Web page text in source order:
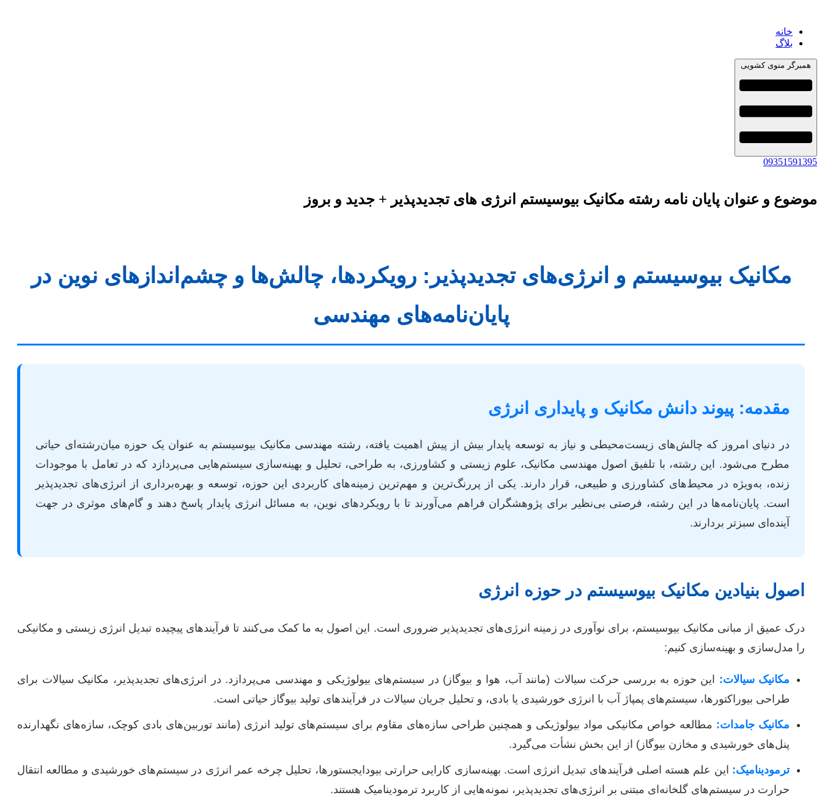
خانه
بلاگ
همبرگر منوی کشویی
09351591395
موضوع و عنوان پایان نامه رشته مکانیک بیوسیستم انرژی های تجدیدپذیر + جدید و بروز
مکانیک بیوسیستم و انرژی‌های تجدیدپذیر: رویکردها، چالش‌ها و چشم‌اندازهای نوین در
پایان‌نامه‌های مهندسی
مقدمه: پیوند دانش مکانیک و پایداری انرژی
در دنیای امروز که چالش‌های زیست‌محیطی و نیاز به توسعه پایدار بیش از پیش اهمیت یافته، رشته مهندسی مکانیک بیوسیستم به عنوان یک حوزه میان‌رشته‌ای حیاتی
مطرح می‌شود. این رشته، با تلفیق اصول مهندسی مکانیک، علوم زیستی و کشاورزی، به طراحی، تحلیل و بهینه‌سازی سیستم‌هایی می‌پردازد که در تعامل با موجودات
زنده، به‌ویژه در محیط‌های کشاورزی و طبیعی، قرار دارند. یکی از پررنگ‌ترین و مهم‌ترین زمینه‌های کاربردی این حوزه، توسعه و بهره‌برداری از انرژی‌های تجدیدپذیر
است. پایان‌نامه‌ها در این رشته، فرصتی بی‌نظیر برای پژوهشگران فراهم می‌آورند تا با رویکردهای نوین، به مسائل انرژی پایدار پاسخ دهند و گام‌های موثری در جهت
آینده‌ای سبزتر بردارند.
اصول بنیادین مکانیک بیوسیستم در حوزه انرژی
درک عمیق از مبانی مکانیک بیوسیستم، برای نوآوری در زمینه انرژی‌های تجدیدپذیر ضروری است. این اصول به ما کمک می‌کنند تا فرآیندهای پیچیده تبدیل انرژی زیستی و مکانیکی
را مدل‌سازی و بهینه‌سازی کنیم:
مکانیک سیالات: این حوزه به بررسی حرکت سیالات (مانند آب، هوا و بیوگاز) در سیستم‌های بیولوژیکی و مهندسی می‌پردازد. در انرژی‌های تجدیدپذیر، مکانیک سیالات برای
طراحی بیوراکتورها، سیستم‌های پمپاژ آب با انرژی خورشیدی یا بادی، و تحلیل جریان سیالات در فرآیندهای تولید بیوگاز حیاتی است.
مکانیک جامدات: مطالعه خواص مکانیکی مواد بیولوژیکی و همچنین طراحی سازه‌های مقاوم برای سیستم‌های تولید انرژی (مانند توربین‌های بادی کوچک، سازه‌های نگهدارنده
پنل‌های خورشیدی و مخازن بیوگاز) از این بخش نشأت می‌گیرد.
ترمودینامیک: این علم هسته اصلی فرآیندهای تبدیل انرژی است. بهینه‌سازی کارایی حرارتی بیودایجستورها، تحلیل چرخه عمر انرژی در سیستم‌های خورشیدی و مطالعه انتقال
حرارت در سیستم‌های گلخانه‌ای مبتنی بر انرژی‌های تجدیدپذیر، نمونه‌هایی از کاربرد ترمودینامیک هستند.